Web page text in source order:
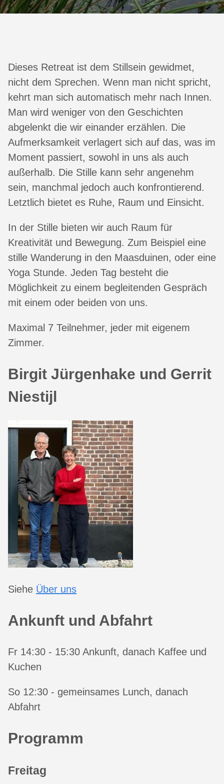
Dieses Retreat ist dem Stillsein gewidmet,
nicht dem Sprechen. Wenn man nicht spricht,
kehrt man sich automatisch mehr nach Innen.
Man wird weniger von den Geschichten
abgelenkt die wir einander erzählen. Die
Aufmerksamkeit verlagert sich auf das, was im
Moment passiert, sowohl in uns als auch
außerhalb. Die Stille kann sehr angenehm
sein, manchmal jedoch auch konfrontierend.
Letztlich bietet es Ruhe, Raum und Einsicht.
In der Stille bieten wir auch Raum für
Kreativität und Bewegung. Zum Beispiel eine
stille Wanderung in den Maasduinen, oder eine
Yoga Stunde. Jeden Tag besteht die
Möglichkeit zu einem begleitenden Gespräch
mit einem oder beiden von uns.
Maximal 7 Teilnehmer, jeder mit eigenem
Zimmer.
Birgit Jürgenhake und Gerrit
Niestijl
Siehe Über uns
Ankunft und Abfahrt
Fr 14:30 - 15:30 Ankunft, danach Kaffee und
Kuchen
So 12:30 - gemeinsames Lunch, danach
Abfahrt
Programm
Freitag